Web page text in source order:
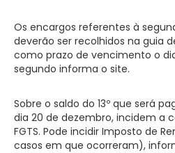
Os encargos referentes à
deverão ser recolhidos na guia
como prazo de vencimento o
segundo informa o site.
Sobre o saldo do 13º que será
dia 20 de dezembro, incidem a
FGTS. Pode incidir Imposto de
casos em que ocorreram),